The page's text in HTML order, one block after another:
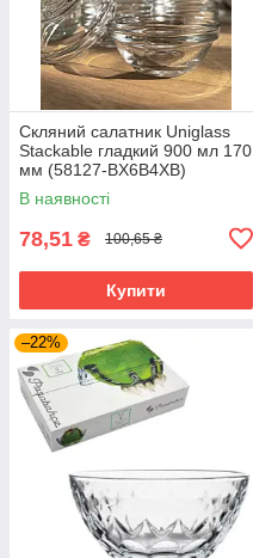
Скляний салатник Uniglass
Stackable гладкий 900 мл 170
мм (58127-BX6В4XB)
В наявності
78,51 ₴ 100,65 ₴
Купити
–22%